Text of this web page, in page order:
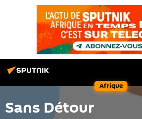
Afrique
Sans Détour